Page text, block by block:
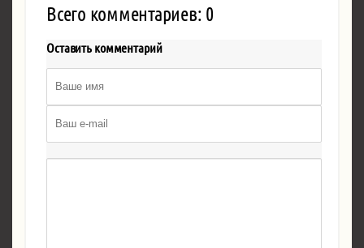
Всего комментариев: 0
Оставить комментарий